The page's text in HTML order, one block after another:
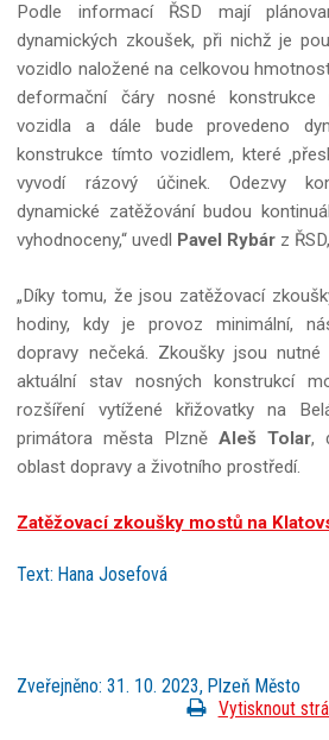
Podle informací ŘSD mají
dynamických zkoušek, při nichž je
vozidlo naložené na celkovou
deformační čáry nosné konstrukce
vozidla a dále bude provedeno
konstrukce tímto vozidlem, které
vyvodí rázový účinek. Odezvy
dynamické zatěžování budou
vyhodnoceny,“ uvedl Pavel Rybár z
„Díky tomu, že jsou zatěžovací
hodiny, kdy je provoz minimální,
dopravy nečeká. Zkoušky jsou
aktuální stav nosných konstrukcí
rozšíření vytížené křižovatky na
primátora města Plzně Aleš Tolar,
oblast dopravy a životního prostředí.
Zatěžovací zkoušky mostů na
Text: Hana Josefová
Zveřejněno: 31. 10. 2023, Plzeň Město
Vytisknout